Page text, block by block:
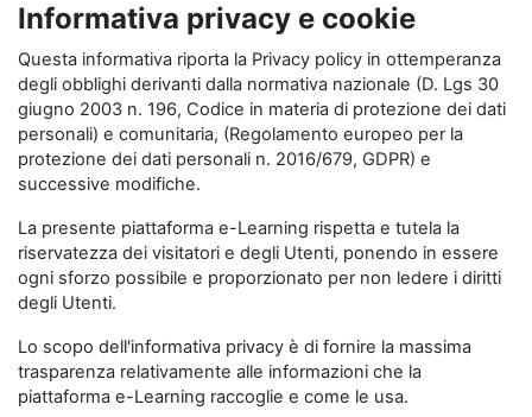
Informativa privacy e cookie
Questa informativa riporta la Privacy policy in ottemperanza
degli obblighi derivanti dalla normativa nazionale (D. Lgs 30
giugno 2003 n. 196, Codice in materia di protezione dei dati
personali) e comunitaria, (Regolamento europeo per la
protezione dei dati personali n. 2016/679, GDPR) e
successive modifiche.
La presente piattaforma e-Learning rispetta e tutela la
riservatezza dei visitatori e degli Utenti, ponendo in essere
ogni sforzo possibile e proporzionato per non ledere i diritti
degli Utenti.
Lo scopo dell'informativa privacy è di fornire la massima
trasparenza relativamente alle informazioni che la
piattaforma e-Learning raccoglie e come le usa.